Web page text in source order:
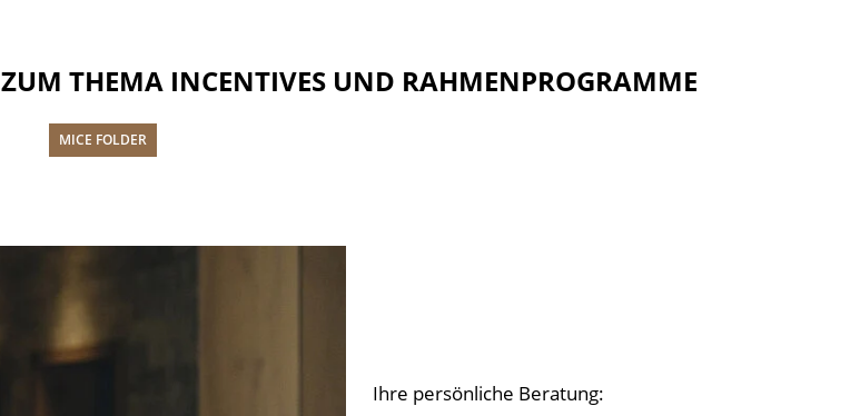
THEMA INCENTIVES UND RAHMENPROGRAMME
MICE FOLDER
Ihre persönliche Beratung: